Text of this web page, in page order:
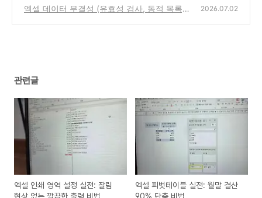
(0)
엑셀 데이터 무결성 (유효성 검사, 동적 목록) 2026.07.02
관련글
엑셀 인쇄 영역 설정 실전: 잘림
현상 없는 깔끔한 출력 비법
엑셀 피벗테이블 실전: 월말 결산
90% 단축 비법